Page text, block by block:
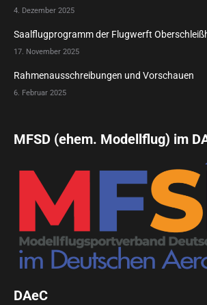
4. Dezember 2025
Saalflugprogramm der Flugwerft
17. November 2025
Rahmenausschreibungen und Vorschauen
6. Februar 2025
MFSD (ehem. Modellflug) im
DAeC